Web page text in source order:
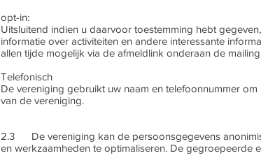
opt-in:
Uitsluitend indien u daarvoor toestemming hebt
informatie over activiteiten en andere interessante
allen tijde mogelijk via de afmeldlink onderaan de mailing.
Telefonisch
De vereniging gebruikt uw naam en telefoonnummer
van de vereniging.
2.3 De vereniging kan de persoonsgegevens
en werkzaamheden te optimaliseren. De gegroepeerde